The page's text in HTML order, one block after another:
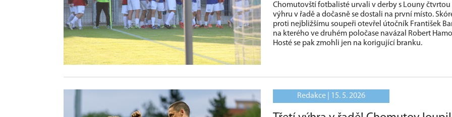
Chomutovští fotbalisté urvali v derby s Louny čtvrtou
výhru v řadě a dočasně se dostali na první místo.
proti nejbližšímu soupeři otevřel útočník František
na kterého ve druhém poločase navázal Robert
Hosté se pak zmohli jen na korigující branku.
Redakce | 15. 5. 2026